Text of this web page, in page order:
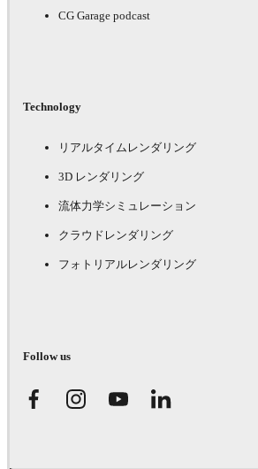
CG Garage podcast
Technology
リアルタイムレンダリング
3D レンダリング
流体力学シミュレーション
クラウドレンダリング
フォトリアルレンダリング
Follow us